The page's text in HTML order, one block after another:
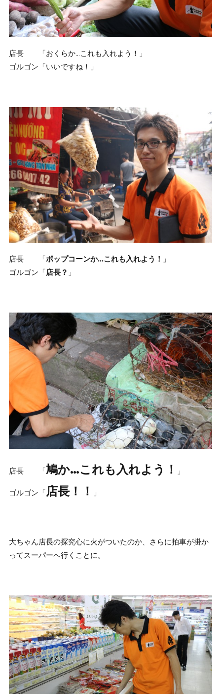
店長 「おくらか…これも入れよう！」
ゴルゴン「いいですね！」
店長 「 ポップコーンか…これも入れよう！
」
ゴルゴン「 店長？ 」
店長 「鳩か…これも入れよう！ 」
ゴルゴン「店長！！ 」
大ちゃん店長の探究心に火がついたのか、さらに拍車が掛か
ってスーパーへ行くことに。